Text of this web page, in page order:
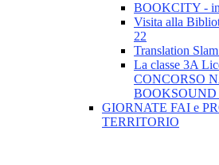
BOOKCITY -
Visita alla
22
Translation
La classe 3A
CONCORSO
BOOKSOUND
GIORNATE FAI e
TERRITORIO